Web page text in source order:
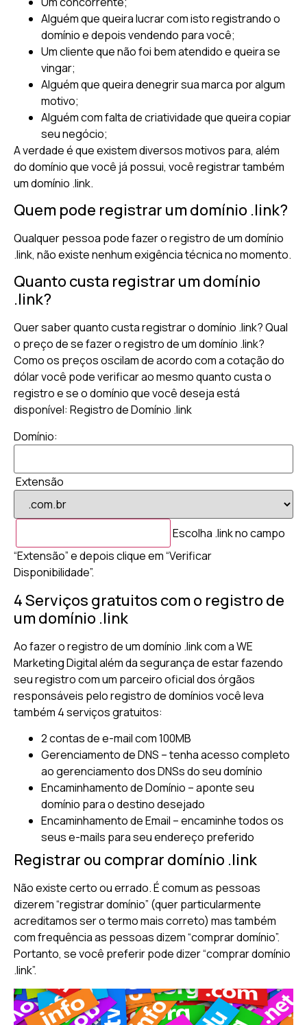
Alguém que queira lucrar com isto registrando o
domínio e depois vendendo para você;
Um cliente que não foi bem atendido e queira se
vingar;
Alguém que queira denegrir sua marca por algum
motivo;
Alguém com falta de criatividade que queira copiar
seu negócio;
A verdade é que existem diversos motivos para, além
do domínio que você já possui, você registrar também
um domínio .link.
Quem pode registrar um domínio .link?
Qualquer pessoa pode fazer o registro de um domínio
.link, não existe nenhum exigência técnica no momento.
Quanto custa registrar um domínio
.link?
Quer saber quanto custa registrar o domínio .link? Qual
o preço de se fazer o registro de um domínio .link?
Como os preços oscilam de acordo com a cotação do
dólar você pode verificar ao mesmo quanto custa o
registro e se o domínio que você deseja está
disponível: Registro de Domínio .link
Domínio:
Extensão
Escolha .link no campo
“Extensão” e depois clique em “Verificar
Disponibilidade”.
4 Serviços gratuitos com o registro de
um domínio .link
Ao fazer o registro de um domínio .link com a WE
Marketing Digital além da segurança de estar fazendo
seu registro com um parceiro oficial dos órgãos
responsáveis pelo registro de domínios você leva
também 4 serviços gratuitos:
2 contas de e-mail com 100MB
Gerenciamento de DNS – tenha acesso completo
ao gerenciamento dos DNSs do seu domínio
Encaminhamento de Domínio – aponte seu
domínio para o destino desejado
Encaminhamento de Email – encaminhe todos os
seus e-mails para seu endereço preferido
Registrar ou comprar domínio .link
Não existe certo ou errado. É comum as pessoas
dizerem “registrar domínio” (quer particularmente
acreditamos ser o termo mais correto) mas também
com frequência as pessoas dizem “comprar domínio”.
Portanto, se você preferir pode dizer “comprar domínio
.link”.